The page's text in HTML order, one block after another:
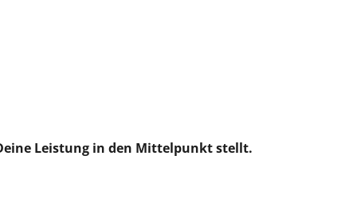
Leistung in den Mittelpunkt stellt.